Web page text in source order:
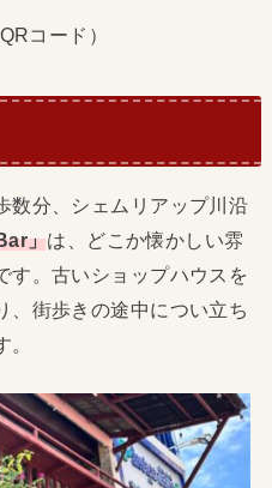
コード）
数分、シェムリアップ川沿
」は、どこか懐かしい雰
す。古いショップハウスを
、街歩きの途中につい立ち